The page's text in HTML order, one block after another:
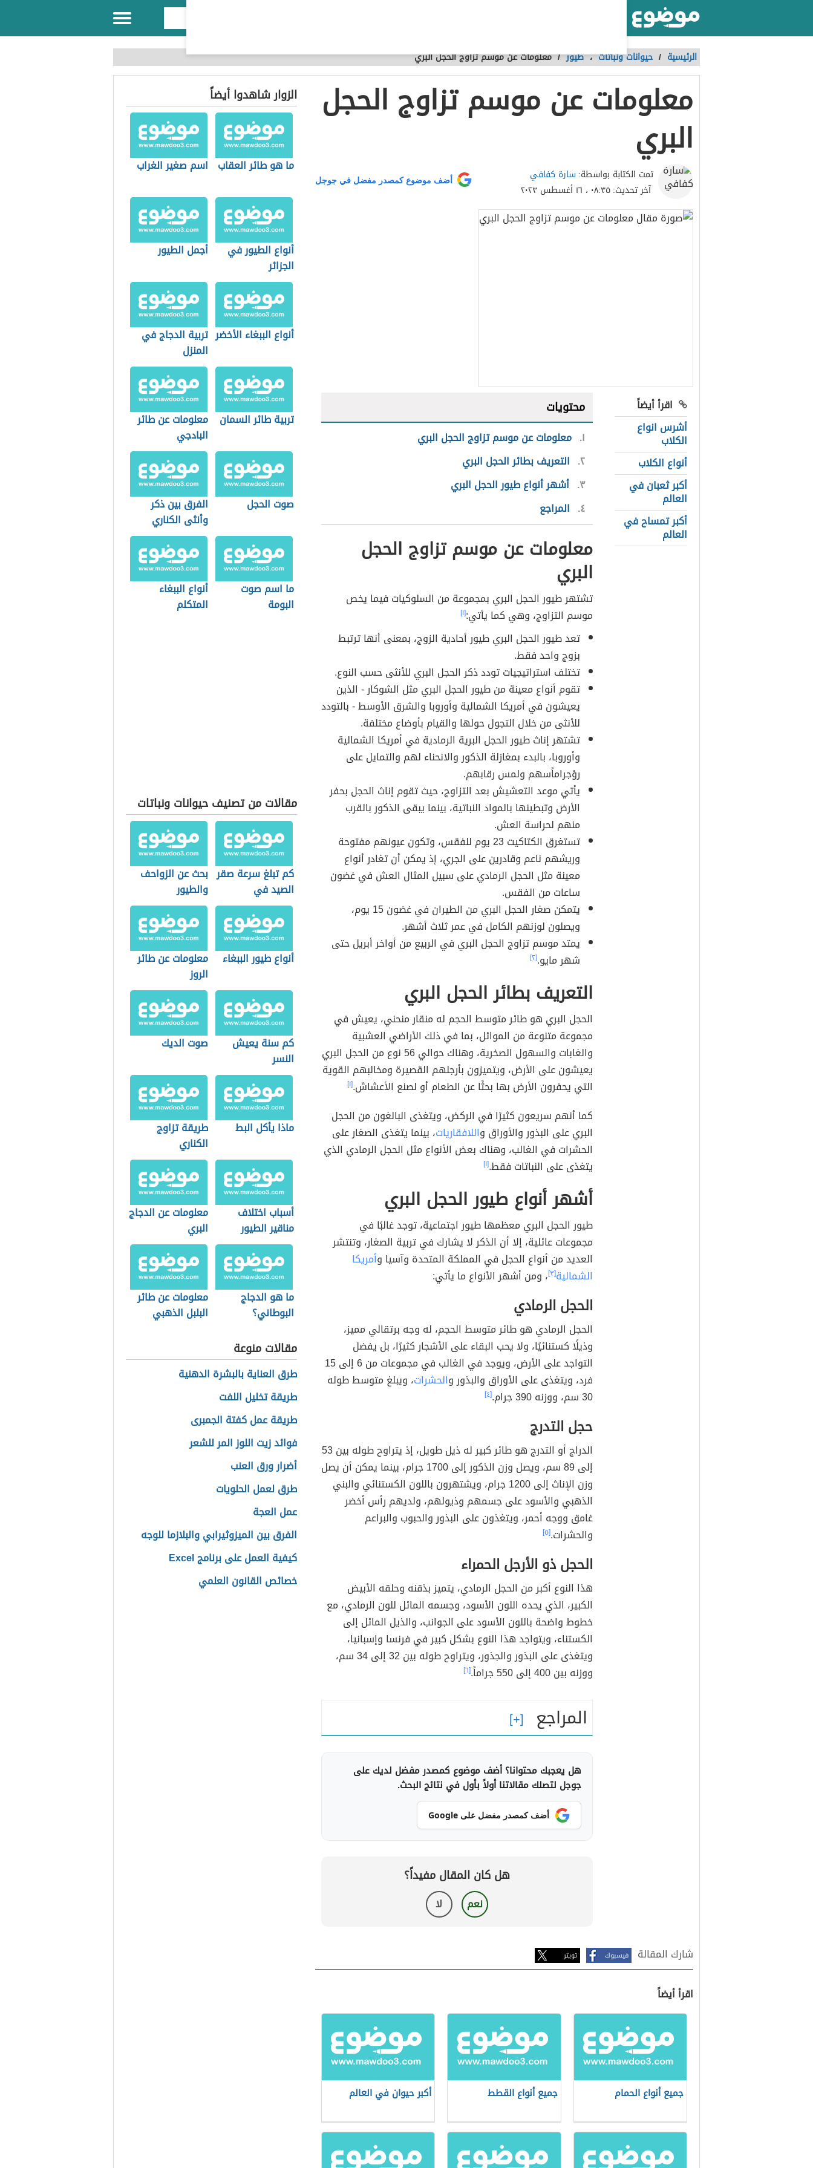
الرئيسية / حيوانات ونباتات،طيور /معلومات عن موسم تزاوج الحجل البري
معلومات عن موسم تزاوج الحجل
البري
تمت الكتابة بواسطة:سارة كفافي
آخر تحديث:٠٨:٣٥ ، ١٦ أغسطس ٢٠٢٣
أضف موضوع كمصدر مفضل في جوجل
اقرأ أيضاً
أشرس انواع
الكلاب
أنواع الكلاب
أكبر ثعبان في
العالم
أكبر تمساح في
العالم
محتويات
١ معلومات عن موسم تزاوج الحجل البري
٢ التعريف بطائر الحجل البري
٣ أشهر أنواع طيور الحجل البري
٤ المراجع
معلومات عن موسم تزاوج الحجل
البري
تشتهر طيور الحجل البري بمجموعة من السلوكيات فيما يخص
موسم التزاوج، وهي كما يأتي:[١]
تعد طيور الحجل البري طيور أحادية الزوج، بمعنى أنها ترتبط
بزوج واحد فقط.
تختلف استراتيجيات تودد ذكر الحجل البري للأنثى حسب النوع.
تقوم أنواع معينة من طيور الحجل البري مثل الشوكار - الذين
يعيشون في أمريكا الشمالية وأوروبا والشرق الأوسط - بالتودد
للأنثى من خلال التجول حولها والقيام بأوضاع مختلفة.
تشتهر إناث طيور الحجل البرية الرمادية في أمريكا الشمالية
وأوروبا، بالبدء بمغازلة الذكور والانحناء لهم والتمايل على
رؤجراماًسهم ولمس رقابهم.
يأتي موعد التعشيش بعد التزاوج، حيث تقوم إناث الحجل بحفر
الأرض وتبطينها بالمواد النباتية، بينما يبقى الذكور بالقرب
منهم لحراسة العش.
تستغرق الكتاكيت 23 يوم للفقس، وتكون عيونهم مفتوحة
وريشهم ناعم وقادرين على الجري، إذ يمكن أن تغادر أنواع
معينة مثل الحجل الرمادي على سبيل المثال العش في غضون
ساعات من الفقس.
يتمكن صغار الحجل البري من الطيران في غضون 15 يوم،
ويصلون لوزنهم الكامل في عمر ثلاث أشهر.
يمتد موسم تزاوج الحجل البري في الربيع من أواخر أبريل حتى
شهر مايو.[٢]
التعريف بطائر الحجل البري
الحجل البري هو طائر متوسط الحجم له منقار منحني، يعيش في
مجموعة متنوعة من الموائل، بما في ذلك الأراضي العشبية
والغابات والسهول الصخرية، وهناك حوالي 56 نوع من الحجل البري
يعيشون على الأرض، ويتميزون بأرجلهم القصيرة ومخالبهم القوية
التي يحفرون الأرض بها بحثًا عن الطعام أو لصنع الأعشاش.[١]
كما أنهم سريعون كثيرًا في الركض، ويتغذى البالغون من الحجل
البري على البذور والأوراق واللافقاريات، بينما يتغذى الصغار على
الحشرات في الغالب، وهناك بعض الأنواع مثل الحجل الرمادي الذي
يتغذى على النباتات فقط.[١]
أشهر أنواع طيور الحجل البري
طيور الحجل البري معظمها طيور اجتماعية، توجد غالبًا في
مجموعات عائلية، إلا أن الذكر لا يشارك في تربية الصغار، وتنتشر
العديد من أنواع الحجل في المملكة المتحدة وآسيا وأمريكا
الشمالية[٣] ، ومن أشهر الأنواع ما يأتي:
الحجل الرمادي
الحجل الرمادي هو طائر متوسط الحجم، له وجه برتقالي مميز،
وذيلًا كستنائيًا، ولا يحب البقاء على الأشجار كثيرًا، بل يفضل
التواجد على الأرض، ويوجد في الغالب في مجموعات من 6 إلى 15
فرد، ويتغذى على الأوراق والبذور والحشرات، ويبلغ متوسط طوله
30 سم، ووزنه 390 جرام.
[٤]
حجل التدرج
الدراج أو التدرج هو طائر كبير له ذيل طويل، إذ يتراوح طوله بين 53
إلى 89 سم، ويصل وزن الذكور إلى 1700 جرام، بينما يمكن أن يصل
وزن الإناث إلى 1200 جرام، ويشتهرون باللون الكستنائي والبني
الذهبي والأسود على جسمهم وذيولهم، ولديهم رأس أخضر
غامق ووجه أحمر، ويتغذون على البذور والحبوب والبراعم
والحشرات.[٥]
الحجل ذو الأرجل الحمراء
هذا النوع أكبر من الحجل الرمادي، يتميز بذقنه وحلقه الأبيض
الكبير، الذي يحده اللون الأسود، وجسمه المائل للون الرمادي، مع
خطوط واضحة باللون الأسود على الجوانب، والذيل المائل إلى
الكستناء، ويتواجد هذا النوع بشكل كبير في فرنسا وإسبانيا،
ويتغذى على البذور والجذور، ويتراوح طوله بين 32 إلى 34 سم،
ووزنه بين 400 إلى 550 جراماً.
[٦]
المراجع
هل يعجبك محتوانا؟ أضف موضوع كمصدر مفضل لديك على
جوجل لتصلك مقالاتنا أولاً بأول في نتائج البحث.
أضف كمصدر مفضل على Google
هل كان المقال مفيداً؟
نعم لا
شارك المقالة فيسبوك تويتر
اقرأ أيضاً
جميع أنواع الحمام جميع أنواع القطط أكبر حيوان في العالم
الزوار شاهدوا أيضاً
ما هو طائر العقاب اسم صغير الغراب
أنواع الطيور في
الجزائر
أجمل الطيور
أنواع الببغاء الأخضر تربية الدجاج في
المنزل
تربية طائر السمان
معلومات عن طائر
البادجي
صوت الحجل
الفرق بين ذكر
وأنثى الكناري
ما اسم صوت
البومة
أنواع الببغاء
المتكلم
مقالات من تصنيف حيوانات ونباتات
كم تبلغ سرعة صقر
الصيد في
الانقضاض
بحث عن الزواحف
والطيور
أنواع طيور الببغاء
معلومات عن طائر
الروز
كم سنة يعيش
النسر
صوت الديك
ماذا يأكل البط
طريقة تزاوج
الكناري
أسباب اختلاف
مناقير الطيور
معلومات عن الدجاج
البري
ما هو الدجاج
البوطاني؟
معلومات عن طائر
البلبل الذهبي
مقالات منوعة
طرق العناية بالبشرة الدهنية
طريقة تخليل اللفت
طريقة عمل كفتة الجمبرى
فوائد زيت اللوز المر للشعر
أضرار ورق العنب
طرق لعمل الحلويات
عمل العجة
الفرق بين الميزوثيرابي والبلازما للوجه
كيفية العمل على برنامج Excel
خصائص القانون العلمي